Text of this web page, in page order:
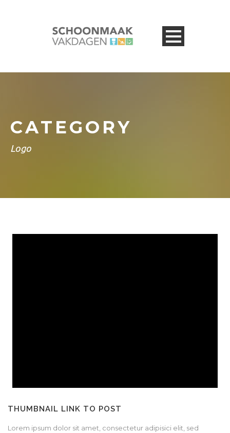
CATEGORY
Logo
THUMBNAIL LINK TO POST
Lorem ipsum dolor sit amet, consectetur adipisici elit, sed